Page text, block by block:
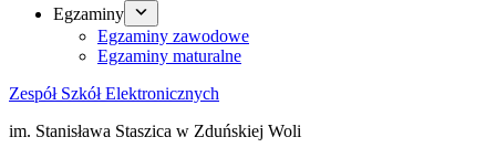
Egzaminy
Egzaminy zawodowe
Egzaminy maturalne
Zespół Szkół Elektronicznych
im. Stanisława Staszica w Zduńskiej Woli